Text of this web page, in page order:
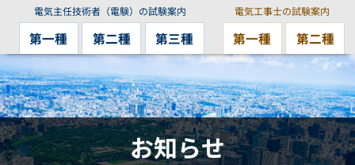
電気主任技術者（電験）の試験案内
第一種 第二種 第三種
電気工事士の試験案内
第一種 第二種
お知らせ